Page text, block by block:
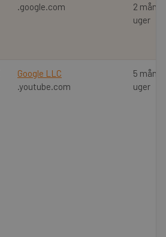
.google.com
2
uger
Google LLC
.youtube.com
5
uger